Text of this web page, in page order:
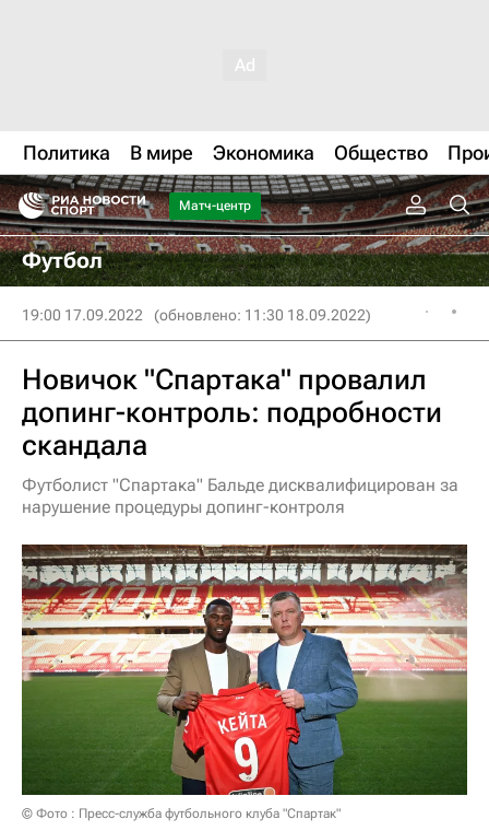
Политика В мире Экономика Общество
Матч-центр
Футбол
19:00 17.09.2022 (обновлено: 11:30 18.09.2022)
Новичок "Спартака" провалил
допинг-контроль: подробности
скандала
Футболист "Спартака" Бальде дисквалифицирован за
нарушение процедуры допинг-контроля
© Фото : Пресс-служба футбольного клуба "Спартак"